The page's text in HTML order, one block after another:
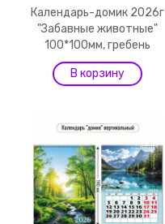
Календарь-домик 2026г
"Забавные животные"
100*100мм, гребень